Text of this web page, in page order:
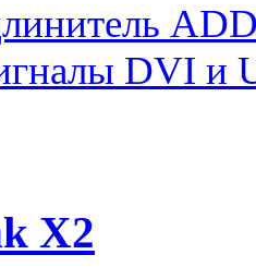
DVI и
X2